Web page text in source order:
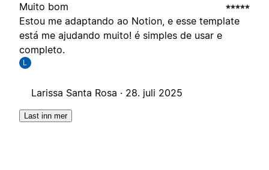
Muito bom
Estou me adaptando ao Notion, e esse template
está me ajudando muito! é simples de usar e
completo.
L
Larissa Santa Rosa · 28. juli 2025
Last inn mer